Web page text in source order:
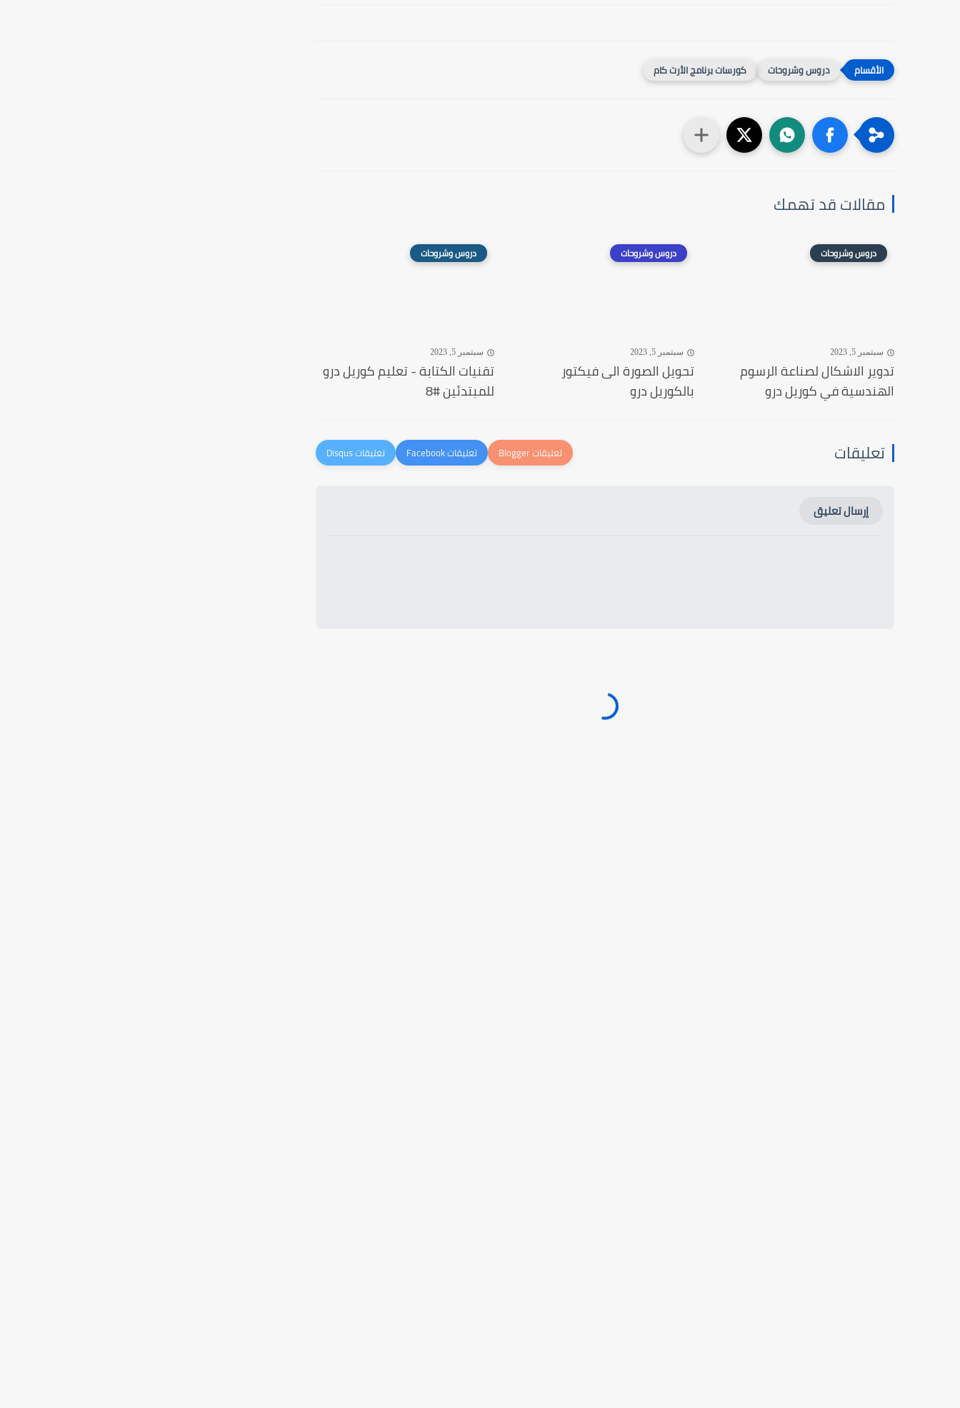
دروس وشروحات كورسات برنامج الأرت كام
مقالات قد تهمك
دروس وشروحات
سبتمبر 5, 2023
تدوير الاشكال لصناعة الرسوم
الهندسية في كوريل درو
دروس وشروحات
سبتمبر 5, 2023
تحويل الصورة الى فيكتور
بالكوريل درو
دروس وشروحات
سبتمبر 5, 2023
تقنيات الكتابة - تعليم كوريل درو
للمبتدئين #8
تعليقات
إرسال تعليق